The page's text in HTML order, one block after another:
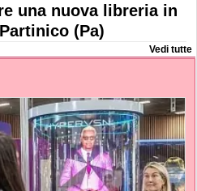
una nuova libreria in
(Pa)
Vedi tutte